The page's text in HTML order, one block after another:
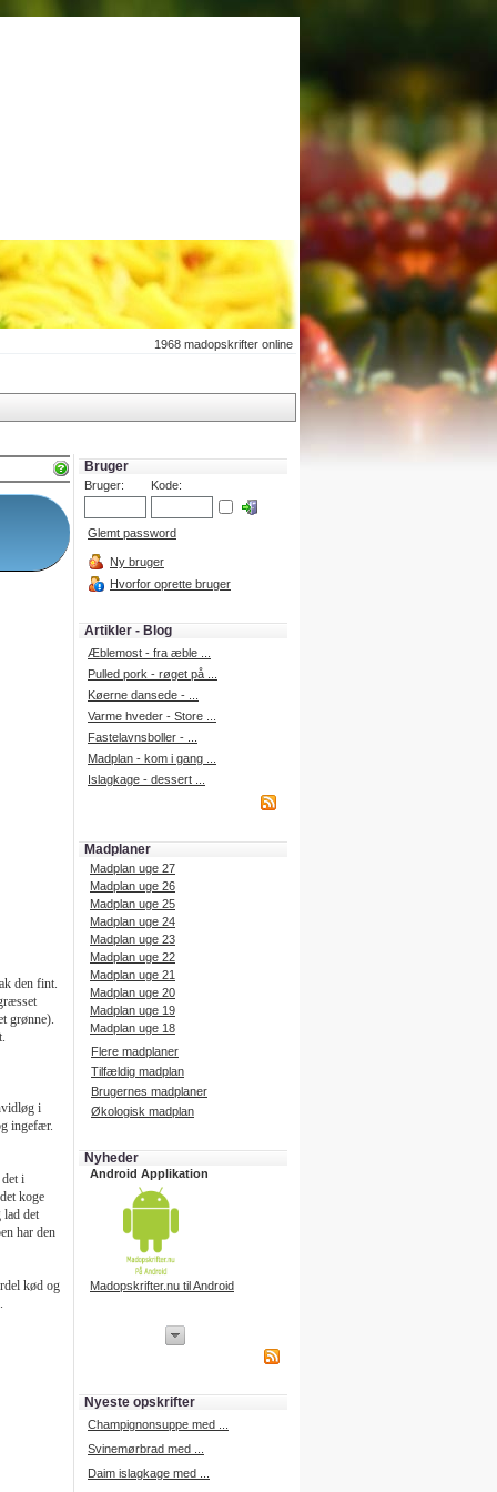
1968 madopskrifter online
den fint.
grønne).
i
ingefær.
i
koge
det
har den
kød og
Bruger
Bruger: Kode:
Glemt password
Ny bruger
Hvorfor oprette bruger
Artikler - Blog
Æblemost - fra æble ...
Pulled pork - røget på ...
Køerne dansede - ...
Varme hveder - Store ...
Fastelavnsboller - ...
Madplan - kom i gang ...
Islagkage - dessert ...
Madplaner
Madplan uge 27
Madplan uge 26
Madplan uge 25
Madplan uge 24
Madplan uge 23
Madplan uge 22
Madplan uge 21
Madplan uge 20
Madplan uge 19
Madplan uge 18
Flere madplaner
Tilfældig madplan
Brugernes madplaner
Økologisk madplan
Nyheder
Android Applikation
Madopskrifter.nu til Android
iPhone udvikling
Nyeste opskrifter
Champignonsuppe med ...
Svinemørbrad med ...
Daim islagkage med ...